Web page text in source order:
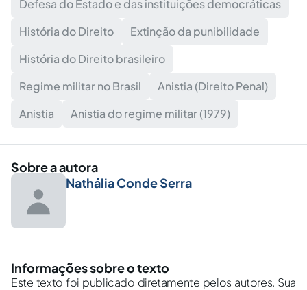
Defesa do Estado e das instituições democráticas
História do Direito
Extinção da punibilidade
História do Direito brasileiro
Regime militar no Brasil
Anistia (Direito Penal)
Anistia
Anistia do regime militar (1979)
Sobre a autora
Nathália Conde Serra
Informações sobre o texto
Este texto foi publicado diretamente pelos autores. Sua